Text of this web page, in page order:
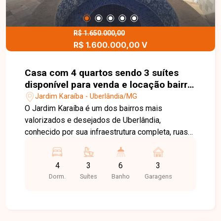
comodidade para toda a família. Uma excelente
oportunidade para morar em um apartamento
amplo e bem localizado em uma das regiões
mais desejadas de Uberlândia. Entre em contato
R$ 1.650.000,00
R$ 1.600.000,00 V
Casa com 4 quartos sendo 3 suítes
disponível para venda e locação bairro
Jardim Karaíba em Uberlândia-MG
Jardim Karaíba - Uberlândia/MG
O Jardim Karaíba é um dos bairros mais
valorizados e desejados de Uberlândia,
conhecido por sua infraestrutura completa, ruas
oferece fácil acesso às principais avenidas da
cidade, além de estar próxima a supermercados,
escolas, restaurantes, farmácias, academias e
4
Dorm.
3
Suítes
6
Banho
3
Garagens